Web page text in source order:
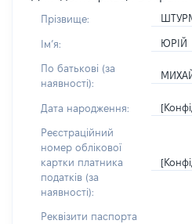
Прізвище:
Імʼя: ЮРІЙ
По батькові (за
наявності):
Дата народження:
Реєстраційний
номер облікової
картки платника
податків (за
наявності):
Реквізити паспорта